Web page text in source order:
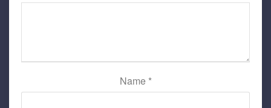
Name *